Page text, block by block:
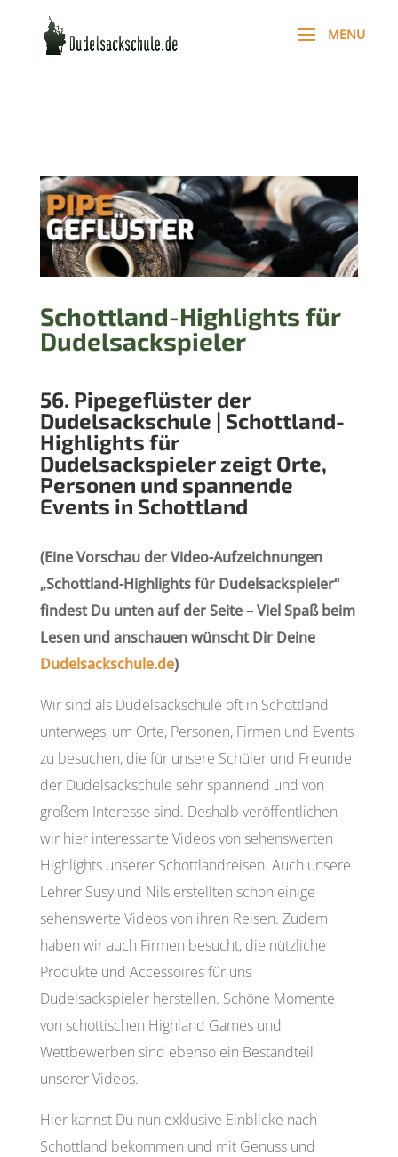
Schottland-Highlights für
Dudelsackspieler
56. Pipegeflüster der
Dudelsackschule | Schottland-
Highlights für
Dudelsackspieler zeigt Orte,
Personen und spannende
Events in Schottland
(Eine Vorschau der Video-Aufzeichnungen
„Schottland-Highlights für Dudelsackspieler“
findest Du unten auf der Seite – Viel Spaß beim
Lesen und anschauen wünscht Dir Deine
Dudelsackschule.de)
Wir sind als Dudelsackschule oft in Schottland
unterwegs, um Orte, Personen, Firmen und Events
zu besuchen, die für unsere Schüler und Freunde
der Dudelsackschule sehr spannend und von
großem Interesse sind. Deshalb veröffentlichen
wir hier interessante Videos von sehenswerten
Highlights unserer Schottlandreisen. Auch unsere
Lehrer Susy und Nils erstellten schon einige
sehenswerte Videos von ihren Reisen. Zudem
haben wir auch Firmen besucht, die nützliche
Produkte und Accessoires für uns
Dudelsackspieler herstellen. Schöne Momente
von schottischen Highland Games und
Wettbewerben sind ebenso ein Bestandteil
unserer Videos.
Hier kannst Du nun exklusive Einblicke nach
Schottland bekommen und mit Genuss und